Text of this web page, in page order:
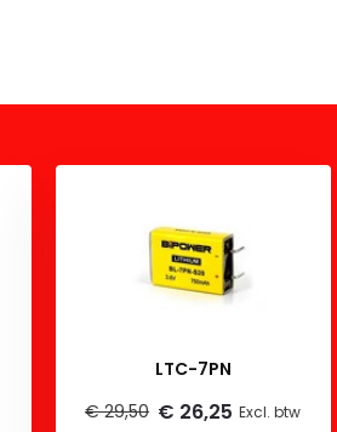
LTC-7PN
€ 29,50 € 26,25 Excl. btw